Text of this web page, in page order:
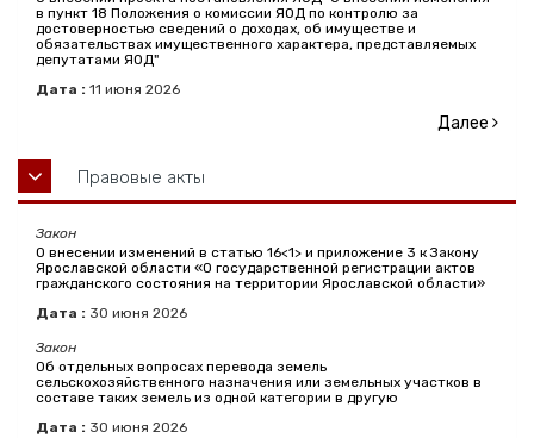
в пункт 18 Положения о комиссии ЯОД по контролю за
достоверностью сведений о доходах, об имуществе и
обязательствах имущественного характера, представляемых
депутатами ЯОД"
Дата : 11 июня 2026
Далее
Правовые акты
Закон
О внесении изменений в статью 16<1> и приложение 3 к Закону
Ярославской области «О государственной регистрации актов
гражданского состояния на территории Ярославской области»
Дата : 30 июня 2026
Закон
Об отдельных вопросах перевода земель
сельскохозяйственного назначения или земельных участков в
составе таких земель из одной категории в другую
Дата : 30 июня 2026